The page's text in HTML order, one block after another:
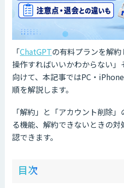
「ChatGPTの有料プランを解
操作すればいいかわからない
向けて、本記事ではPC・
順を解説します。
「解約」と「アカウント削除
る機能、解約できないときの
認できます。
目次